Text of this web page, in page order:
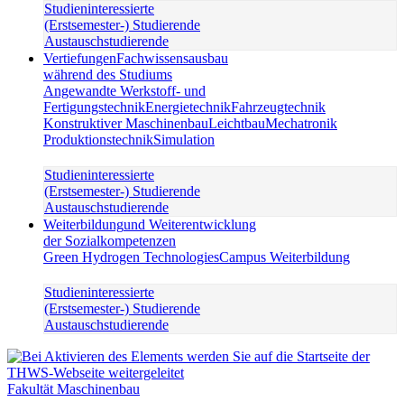
Studieninteressierte
(Erstsemester-) Studierende
Austauschstudierende
VertiefungenFachwissensausbau
während des Studiums
Angewandte Werkstoff- und
FertigungstechnikEnergietechnikFahrzeugtechnik
Konstruktiver MaschinenbauLeichtbauMechatronik
ProduktionstechnikSimulation
Studieninteressierte
(Erstsemester-) Studierende
Austauschstudierende
Weiterbildungund Weiterentwicklung
der Sozialkompetenzen
Green Hydrogen TechnologiesCampus Weiterbildung
Studieninteressierte
(Erstsemester-) Studierende
Austauschstudierende
Fakultät Maschinenbau